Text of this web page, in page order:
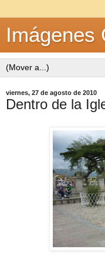
Imágenes
viernes, 27 de agosto de 2010
Dentro de la